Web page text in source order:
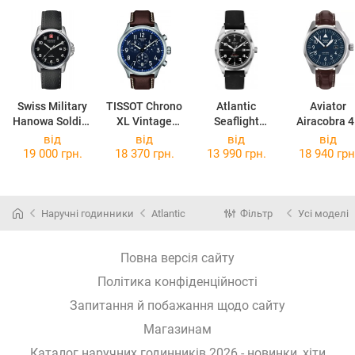
Swiss Military
Hanowa Soldier
06-
4131.1.04.007
TISSOT Chrono
XL Vintage
T116.617.16.0
42.00
Atlantic
Seaflight
70351.41.65
Aviator
Airacobra
Type A
від
19 000 грн.
від
18 370 грн.
від
13 990 грн.
від
18 940
Наручні годинники Atlantic Фільтр Усі моделі
Повна версія сайту
Політика конфіденційності
Запитання й побажання щодо сайту
Магазинам